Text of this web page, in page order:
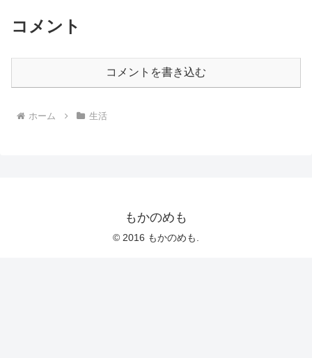
コメント
コメントを書き込む
ホーム 生活
もかのめも
© 2016 もかのめも.